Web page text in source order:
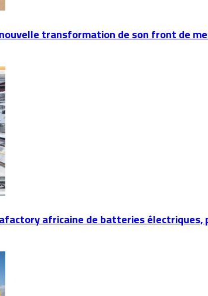
transformation de son front de
africaine de batteries